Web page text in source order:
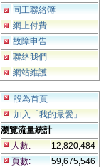
同工聯絡簿
網上付費
故障申告
聯絡我們
網站維護
設為首頁
加入「我的最愛」
瀏覽流量統計
人數:
12,820,484
頁數:
59,675,546